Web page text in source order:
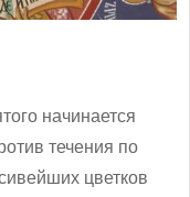
начинается
течения по
цветков